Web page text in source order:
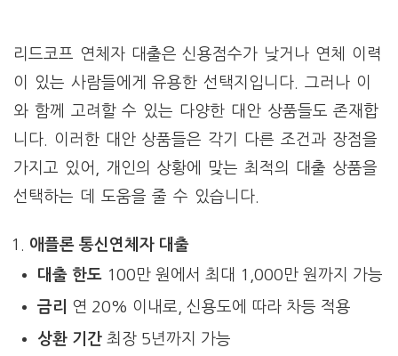
리드코프 연체자 대출은 신용점수가 낮거나 연체 이력
이 있는 사람들에게 유용한 선택지입니다. 그러나 이
와 함께 고려할 수 있는 다양한 대안 상품들도 존재합
니다. 이러한 대안 상품들은 각기 다른 조건과 장점을
가지고 있어, 개인의 상황에 맞는 최적의 대출 상품을
선택하는 데 도움을 줄 수 있습니다.
애플론 통신연체자 대출
대출 한도 100만 원에서 최대 1,000만 원까지 가능
금리
연 20% 이내로, 신용도에 따라 차등 적용
상환 기간 최장 5년까지 가능